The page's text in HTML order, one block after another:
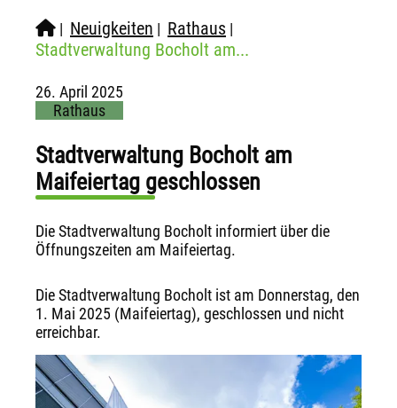
| Neuigkeiten | Rathaus |
Stadtverwaltung Bocholt am...
26. April 2025
Rathaus
Stadtverwaltung Bocholt am
Maifeiertag geschlossen
Die Stadtverwaltung Bocholt informiert über die
Öffnungszeiten am Maifeiertag.
Die Stadtverwaltung Bocholt ist am Donnerstag, den
1. Mai 2025 (Maifeiertag), geschlossen und nicht
erreichbar.